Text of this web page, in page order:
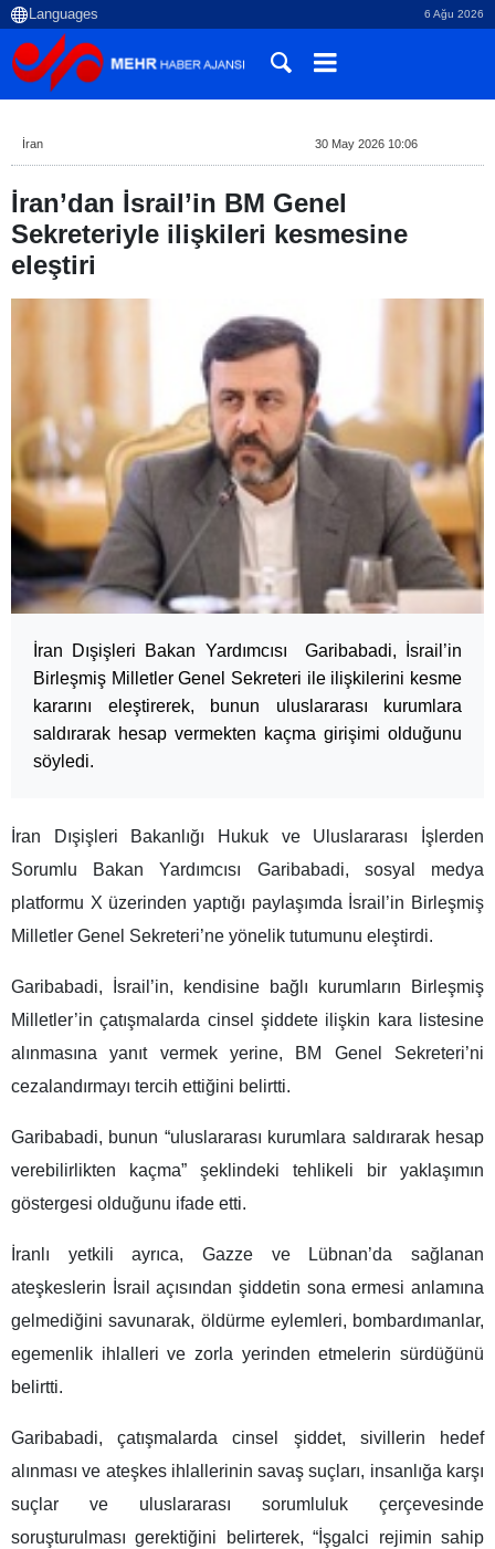
6 Ağu 2026
İran 30 May 2026 10:06
İran’dan İsrail’in BM Genel
Sekreteriyle ilişkileri kesmesine
eleştiri
İran Dışişleri Bakan Yardımcısı Garibabadi, İsrail’in
Birleşmiş Milletler Genel Sekreteri ile ilişkilerini kesme
kararını eleştirerek, bunun uluslararası kurumlara
saldırarak hesap vermekten kaçma girişimi olduğunu
söyledi.
İran Dışişleri Bakanlığı Hukuk ve Uluslararası İşlerden
Sorumlu Bakan Yardımcısı Garibabadi, sosyal medya
platformu X üzerinden yaptığı paylaşımda İsrail’in Birleşmiş
Milletler Genel Sekreteri’ne yönelik tutumunu eleştirdi.
Garibabadi, İsrail’in, kendisine bağlı kurumların Birleşmiş
Milletler’in çatışmalarda cinsel şiddete ilişkin kara listesine
alınmasına yanıt vermek yerine, BM Genel Sekreteri’ni
cezalandırmayı tercih ettiğini belirtti.
Garibabadi, bunun “uluslararası kurumlara saldırarak hesap
verebilirlikten kaçma” şeklindeki tehlikeli bir yaklaşımın
göstergesi olduğunu ifade etti.
İranlı yetkili ayrıca, Gazze ve Lübnan’da sağlanan
ateşkeslerin İsrail açısından şiddetin sona ermesi anlamına
gelmediğini savunarak, öldürme eylemleri, bombardımanlar,
egemenlik ihlalleri ve zorla yerinden etmelerin sürdüğünü
belirtti.
Garibabadi, çatışmalarda cinsel şiddet, sivillerin hedef
alınması ve ateşkes ihlallerinin savaş suçları, insanlığa karşı
suçlar ve uluslararası sorumluluk çerçevesinde
soruşturulması gerektiğini belirterek, “İşgalci rejimin sahip